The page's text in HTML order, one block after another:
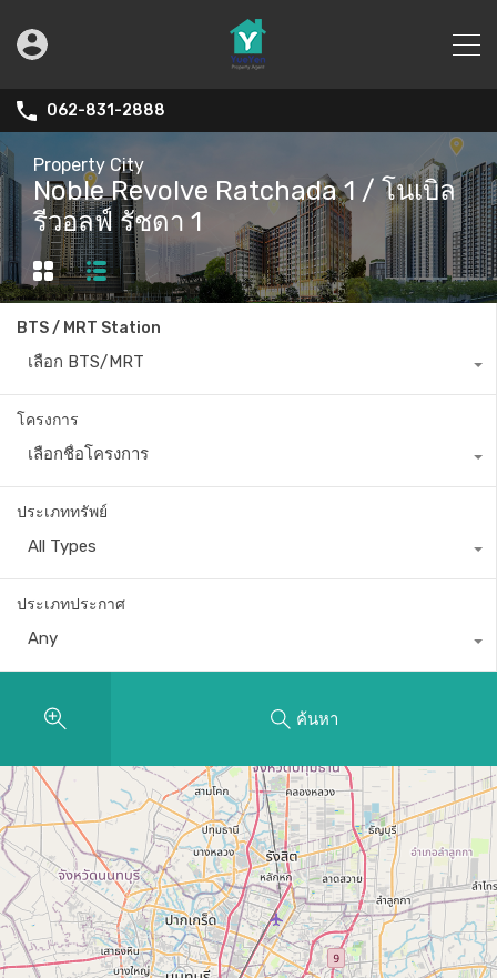
062-831-2888
Property City
Noble Revolve Ratchada 1 / โนเบิล
รีวอลฟ์ รัชดา 1
BTS / MRT Station
เลือก BTS/MRT
โครงการ
เลือกชื่อโครงการ
ประเภททรัพย์
All Types
ประเภทประกาศ
Any
ค้นหา